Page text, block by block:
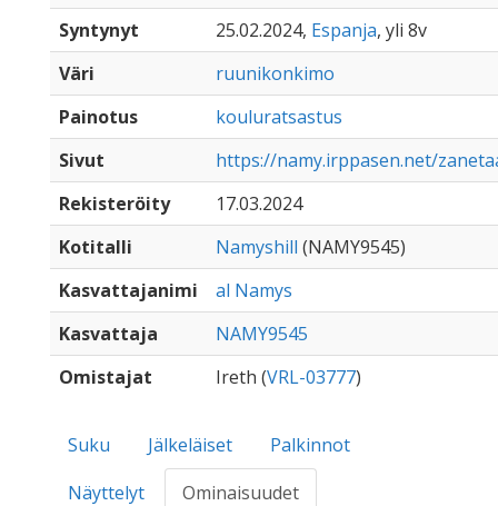
Syntynyt
25.02.2024, Espanja, yli 8v
Väri
ruunikonkimo
Painotus
kouluratsastus
Sivut
https://namy.irppasen.net/
Rekisteröity
17.03.2024
Kotitalli
Namyshill (NAMY9545)
Kasvattajanimi
al Namys
Kasvattaja
NAMY9545
Omistajat
Ireth (VRL-03777)
Suku Jälkeläiset
Palkinnot
Näyttelyt
Ominaisuudet